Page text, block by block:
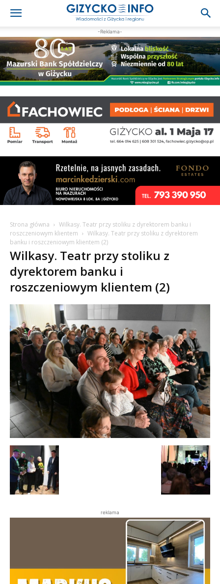
-Reklama-
Strona główna
Wilkasy. Teatr przy stoliku z dyrektorem banku i
roszczeniowym klientem
Wilkasy. Teatr przy stoliku z dyrektorem
banku i roszczeniowym klientem (2)
Wilkasy. Teatr przy stoliku z
dyrektorem banku i
roszczeniowym klientem (2)
reklama